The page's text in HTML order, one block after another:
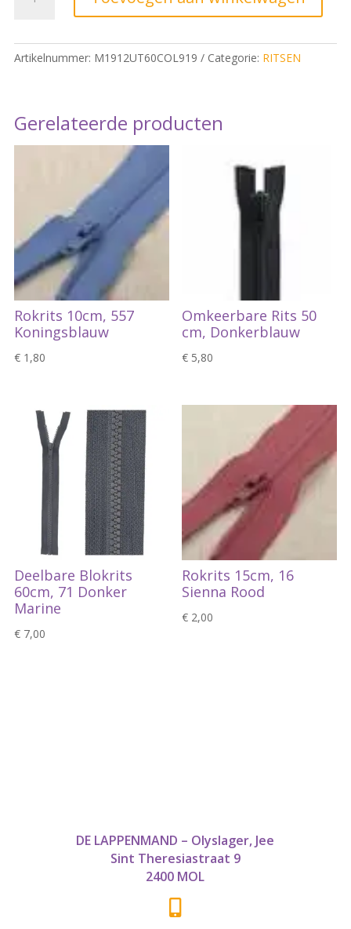
Artikelnummer: M1912UT60COL919 Categorie: RITSEN
Gerelateerde producten
Rokrits 10cm, 557
Koningsblauw
€1,80
Omkeerbare Rits 50
cm, Donkerblauw
€ 5,80
Deelbare Blokrits
60cm, 71 Donker
Marine
€7,00
Rokrits 15cm, 16
Sienna Rood
€ 2,00
DE LAPPENMAND – Olyslager, Jee
Sint Theresiastraat 9
2400 MOL
